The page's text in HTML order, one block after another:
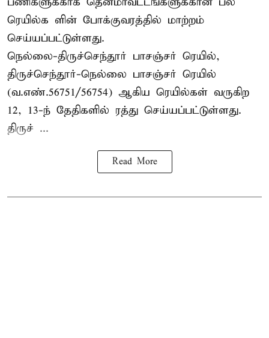
ரெயில்க ளின் போக்குவரத்தில் மாற்றம்
செய்யப்பட்டுள்ளது.
நெல்லை-திருச்செந்தூர் பாசஞ்சர் ரெயில்,
திருச்செந்தூர்-நெல்லை பாசஞ்சர் ரெயில்
(வ.எண்.56751/56754) ஆகிய ரெயில்கள் வருகிற
12, 13-ந் தேதிகளில் ரத்து செய்யப்பட்டுள்ளது.
திருச் ...
Read More